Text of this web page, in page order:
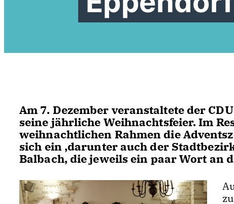
Am 7. Dezember veranstaltete der
seine jährliche Weihnachtsfeier. Im
weihnachtlichen Rahmen die
sich ein ,darunter auch der
Balbach, die jeweils ein paar Wort an